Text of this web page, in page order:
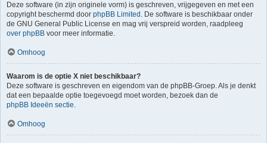
Deze software (in zijn originele vorm) is geschreven, vrijgegeven en met een
copyright beschermd door phpBB Limited . De software is beschikbaar onder
de GNU General Public License en mag vrij verspreid worden, raadpleeg
over phpBB voor meer informatie.
Omhoog
Waarom is de optie X niet beschikbaar?
Deze software is geschreven en eigendom van de phpBB-Groep. Als je denkt
dat een bepaalde optie toegevoegd moet worden, bezoek dan de
phpBB Ideeën sectie.
Omhoog